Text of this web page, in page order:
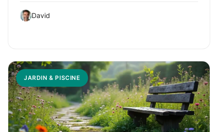
David
JARDIN & PISCINE